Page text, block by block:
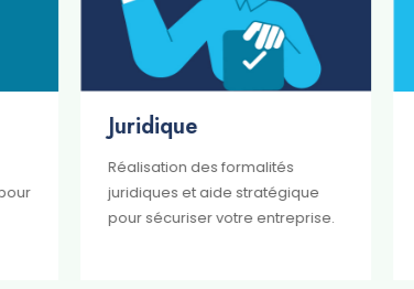
Réalisation des formalités
juridiques et aide stratégique
pour sécuriser votre entreprise.
Service
la paie et de
contrats de